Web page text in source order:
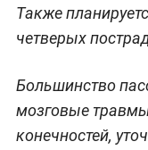
Также
четверых
Большинство
мозговые
конечностей,